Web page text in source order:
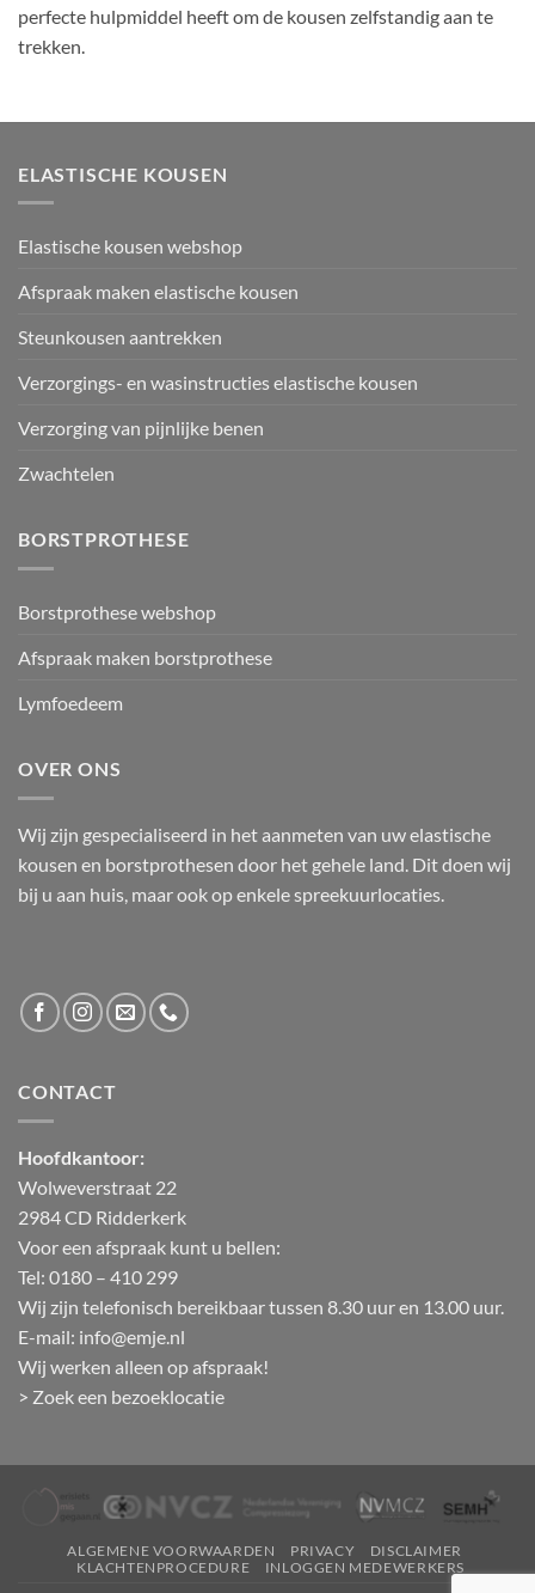
perfecte hulpmiddel heeft om de kousen zelfstandig aan te
trekken.
ELASTISCHE KOUSEN
Elastische kousen webshop
Afspraak maken elastische kousen
Steunkousen aantrekken
Verzorgings- en wasinstructies elastische kousen
Verzorging van pijnlijke benen
Zwachtelen
BORSTPROTHESE
Borstprothese webshop
Afspraak maken borstprothese
Lymfoedeem
OVER ONS
Wij zijn gespecialiseerd in het aanmeten van uw elastische
kousen en borstprothesen door het gehele land. Dit doen wij
bij u aan huis, maar ook op enkele spreekuurlocaties.
CONTACT
Hoofdkantoor:
Wolweverstraat 22
2984 CD Ridderkerk
Voor een afspraak kunt u bellen:
Tel: 0180 – 410 299
Wij zijn telefonisch bereikbaar tussen 8.30 uur en 13.00 uur.
E-mail: info@emje.nl
Wij werken alleen op afspraak!
> Zoek een bezoeklocatie
ALGEMENE VOORWAARDEN PRIVACY
DISCLAIMER
KLACHTENPROCEDURE
INLOGGEN MEDEWERKERS